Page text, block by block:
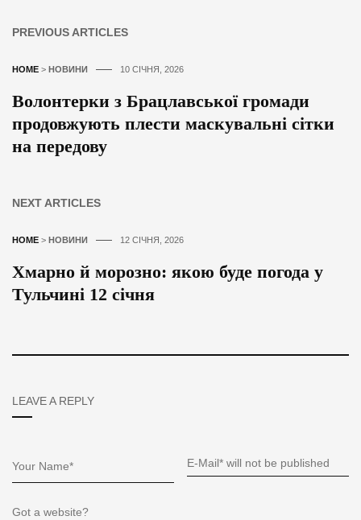
PREVIOUS ARTICLES
HOME > НОВИНИ 10 СІЧНЯ, 2026
Волонтерки з Брацлавської громади
продовжують плести маскувальні сітки
на передову
NEXT ARTICLES
HOME > НОВИНИ 12 СІЧНЯ, 2026
Хмарно й морозно: якою буде погода у
Тульчині 12 січня
LEAVE A REPLY